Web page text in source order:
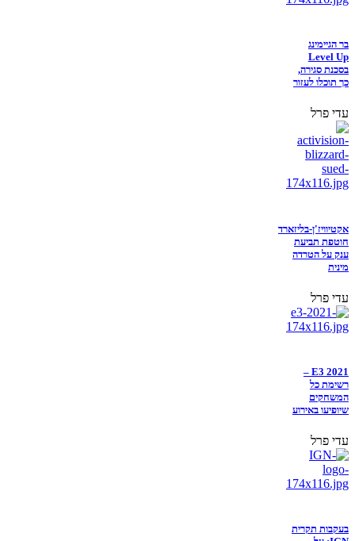
בר הגיימינג
Level Up
בסכנת סגירה,
כך תוכלו לעזור
עדי פרל
אקטיוויז'ן-בליזארד
חוטפת תביעת
ענק על הטרדה
מינית
עדי פרל
E3 2021 –
רשימת כל
המשחקים
שיופיעו באירוע
עדי פרל
בעקבות תקרית